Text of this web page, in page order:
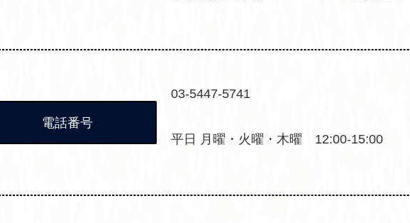
電話番号
03-5447-5741
平日 月曜・火曜・木曜 12:00-15:00